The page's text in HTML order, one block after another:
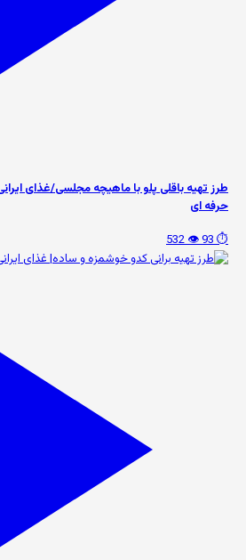
طرز تهیه باقلی پلو با ماهیچه مجلسی/غذای
حرفه ای
⏱️ 93
👁️ 532